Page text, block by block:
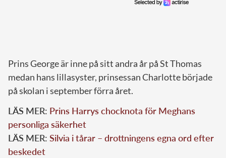
Prins George är inne på sitt andra år på St Thomas
medan hans lillasyster, prinsessan Charlotte började
på skolan i september förra året.
LÄS MER: Prins Harrys chocknota för Meghans
personliga säkerhet
LÄS MER: Silvia i tårar – drottningens egna ord efter
beskedet